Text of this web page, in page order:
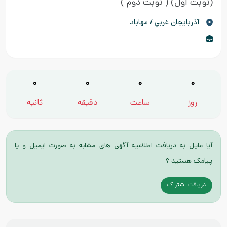
(نوبت اول) ( نوبت دوم )
آذربايجان غربي / مهاباد
0
روز
0
ساعت
0
دقیقه
0
ثانیه
آیا مایل به دریافت اطلاعیه آگهی های مشابه به صورت ایمیل و یا
پیامک هستید ؟
دریافت اشتراک